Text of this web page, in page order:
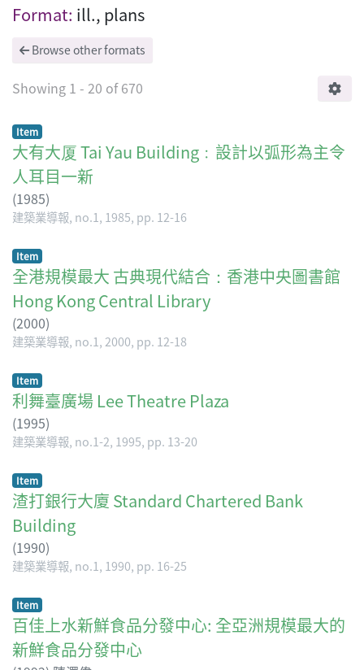
Browsing 建築業導報 by Format "ill.,
Format: ill., plans
Browse other formats
Showing 1 - 20 of 670
Item
大有大厦 Tai Yau Building﹕設計以弧形為主令
人耳目一新
(1985)
建築業導報, no.1, 1985, pp. 12-16
Item
全港規模最大 古典現代結合：香港中央圖書館
Hong Kong Central Library
(2000)
建築業導報, no.1, 2000, pp. 12-18
Item
利舞臺廣場 Lee Theatre Plaza
(1995)
建築業導報, no.1-2, 1995, pp. 13-20
Item
渣打銀行大廈 Standard Chartered Bank
Building
(1990)
建築業導報, no.1, 1990, pp. 16-25
Item
百佳上水新鮮食品分發中心: 全亞洲規模最大的
新鮮食品分發中心